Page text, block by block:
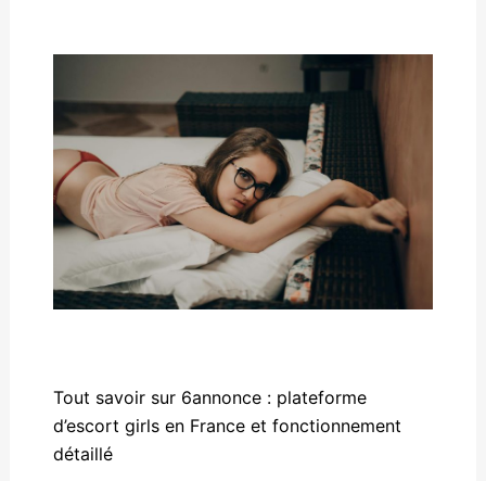
Tout savoir sur 6annonce : plateforme
d’escort girls en France et fonctionnement
détaillé